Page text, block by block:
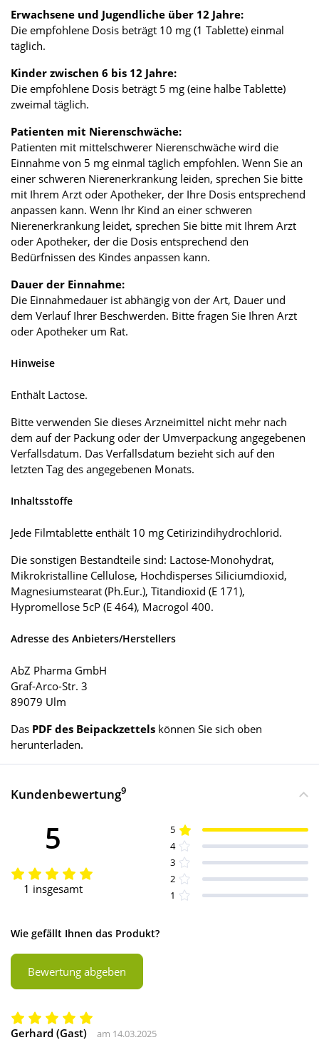
Erwachsene und Jugendliche über 12 Jahre:
Die empfohlene Dosis beträgt 10 mg (1 Tablette) einmal
täglich.
Kinder zwischen 6 bis 12 Jahre:
Die empfohlene Dosis beträgt 5 mg (eine halbe Tablette)
zweimal täglich.
Patienten mit Nierenschwäche:
Patienten mit mittelschwerer Nierenschwäche wird die
Einnahme von 5 mg einmal täglich empfohlen. Wenn Sie an
einer schweren Nierenerkrankung leiden, sprechen Sie bitte
mit Ihrem Arzt oder Apotheker, der Ihre Dosis entsprechend
anpassen kann. Wenn Ihr Kind an einer schweren
Nierenerkrankung leidet, sprechen Sie bitte mit Ihrem Arzt
oder Apotheker, der die Dosis entsprechend den
Bedürfnissen des Kindes anpassen kann.
Dauer der Einnahme:
Die Einnahmedauer ist abhängig von der Art, Dauer und
dem Verlauf Ihrer Beschwerden. Bitte fragen Sie Ihren Arzt
oder Apotheker um Rat.
Hinweise
Enthält Lactose.
Bitte verwenden Sie dieses Arzneimittel nicht mehr nach
dem auf der Packung oder der Umverpackung angegebenen
Verfallsdatum. Das Verfallsdatum bezieht sich auf den
letzten Tag des angegebenen Monats.
Inhaltsstoffe
Jede Filmtablette enthält 10 mg Cetirizindihydrochlorid.
Die sonstigen Bestandteile sind: Lactose-Monohydrat,
Mikrokristalline Cellulose, Hochdisperses Siliciumdioxid,
Magnesiumstearat (Ph.Eur.), Titandioxid (E 171),
Hypromellose 5cP (E 464), Macrogol 400.
Adresse des Anbieters/Herstellers
AbZ Pharma GmbH
Graf-Arco-Str. 3
89079 Ulm
Das PDF des Beipackzettels können Sie sich oben
herunterladen.
Kundenbewertung9
5
1 insgesamt
5
4
3
2
1
Wie gefällt Ihnen das Produkt?
Bewertung abgeben
Gerhard (Gast) am 14.03.2025